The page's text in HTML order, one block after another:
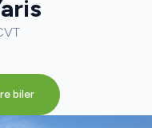
biler